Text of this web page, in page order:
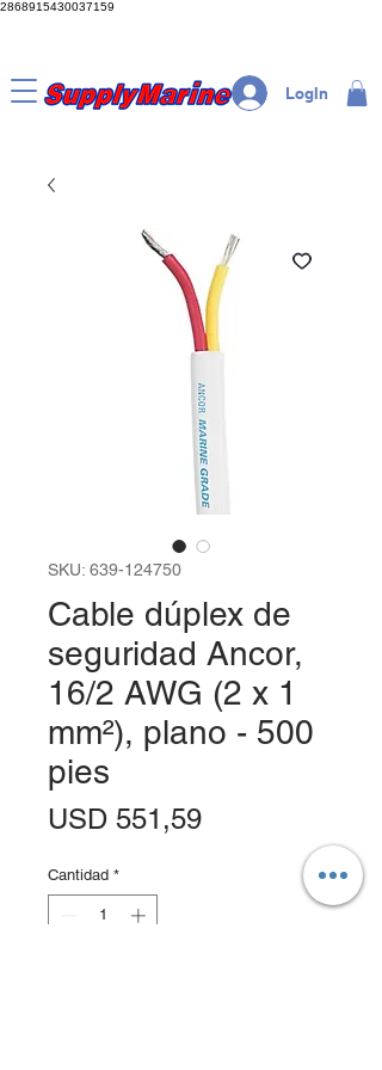
2868915430037159
LogIn
SKU: 639-124750
Cable dúplex de
seguridad Ancor,
16/2 AWG (2 x 1
mm²), plano - 500
pies
USD 551,59Precio
Cantidad *